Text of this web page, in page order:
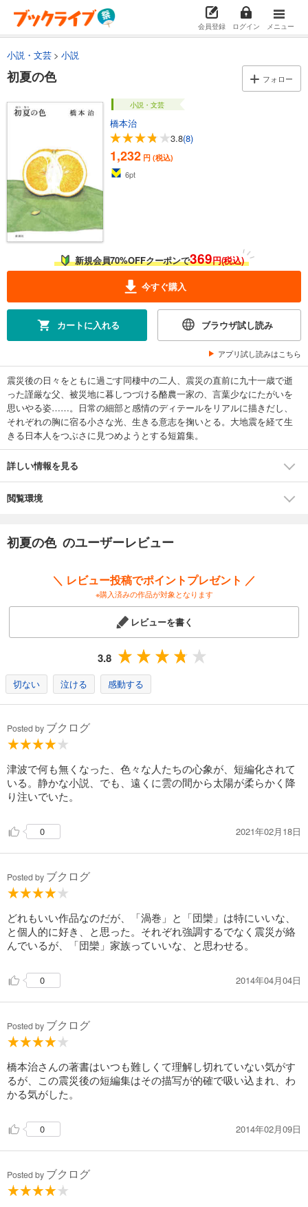
会員登録 ログイン メニュー
小説・文芸 小説
初夏の色 フォロー
小説・文芸
橋本治
3.8(8)
1,232 円 (税込)
6pt
新規会員70%OFFクーポンで369円(税込)
今すぐ購入
カートに入れる ブラウザ試し読み
アプリ試し読みはこちら
震災後の日々をともに過ごす同棲中の二人、震災の直前に九十一歳で逝
った謹厳な父、被災地に暮しつづける酪農一家の、言葉少なにたがいを
思いやる姿……。日常の細部と感情のディテールをリアルに描きだし、
それぞれの胸に宿る小さな光、生きる意志を掬いとる。大地震を経て生
きる日本人をつぶさに見つめようとする短篇集。
詳しい情報を見る
閲覧環境
初夏の色 のユーザーレビュー
＼ レビュー投稿でポイントプレゼント ／
※購入済みの作品が対象となります
レビューを書く
3.8
切ない 泣ける 感動する
Posted by ブクログ
津波で何も無くなった、色々な人たちの心象が、短編化されて
いる。静かな小説、でも、遠くに雲の間から太陽が柔らかく降
り注いでいた。
0 2021年02月18日
Posted by ブクログ
どれもいい作品なのだが、「渦巻」と「団欒」は特にいいな、
と個人的に好き、と思った。それぞれ強調するでなく震災が絡
んでいるが、「団欒」家族っていいな、と思わせる。
0 2014年04月04日
Posted by ブクログ
橋本治さんの著書はいつも難しくて理解し切れていない気がす
るが、この震災後の短編集はその描写が的確で吸い込まれ、わ
かる気がした。
0 2014年02月09日
Posted by ブクログ